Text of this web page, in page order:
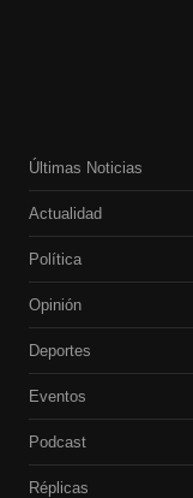
Últimas Noticias
Actualidad
Política
Opinión
Deportes
Eventos
Podcast
Réplicas